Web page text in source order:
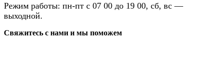
Режим работы: пн-пт с 07 00 до 19 00, сб, вс —
выходной.
Свяжитесь с нами и мы поможем